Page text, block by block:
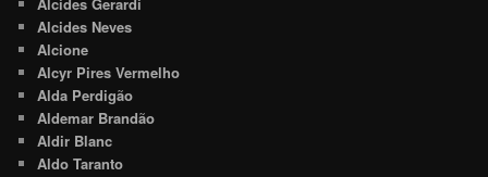
Alcides Neves
Alcione
Alcyr Pires Vermelho
Alda Perdigão
Aldemar Brandão
Aldir Blanc
Aldo Taranto